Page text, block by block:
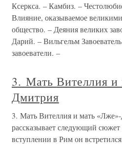
Ксеркса. – Камбиз. –
Влияние, оказываемое
общество. – Деяния великих
Дарий. – Вильгельм
завоеватели. –
3. Мать Вителлия
Дмитрия
3. Мать Вителлия и мать
рассказывает следующий
вступлении в Рим он